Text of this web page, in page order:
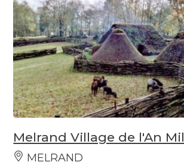
Melrand Village de l'An Mil
MELRAND